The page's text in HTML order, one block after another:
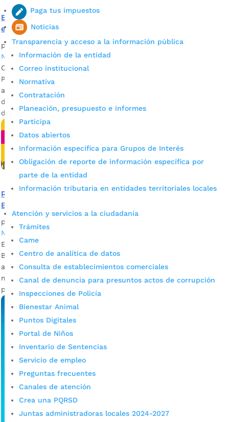
Paga tus impuestos
Noticias
Transparencia y acceso a la información pública
Información de la entidad
Correo institucional
Normativa
Contratación
Planeación, presupuesto e informes
Participa
Datos abiertos
Información específica para Grupos de Interés
Obligación de reporte de información específica por
parte de la entidad
Información tributaria en entidades territoriales locales
Atención y servicios a la ciudadanía
Trámites
Came
Centro de analítica de datos
Consulta de establecimientos comerciales
Canal de denuncia para presuntos actos de corrupción
Inspecciones de Policía
Bienestar Animal
Puntos Digitales
Portal de Niños
Inventario de Sentencias
Servicio de empleo
Preguntas frecuentes
Canales de atención
Crea una PQRSD
Juntas administradoras locales 2024-2027
Bucaramanga y Paipa firman memorando de
entendimiento para promover el turismo
por Alcaldía de Bucaramanga | Ago 16, 2022|400 años
Noticias
Con la visita de la delegación de la Alcaldía Municipal de
Paipa a Bucaramanga, se adelantó una agenda de trabajo
articulada con el Instituto Municipal de Cultura y Turismo
de, IMCT, y las Secretarías TIC y de Planeación de la Alcaldía
de Bucaramanga con el fin de...
Reabrimos convocatoria para traer eventos para
Bucaramanga en sus 400 años
por Alcaldía de Bucaramanga
Noticias
El Instituto Municipal de Cultura y Turismo ​de la Alcaldía de
Bucaramanga reabrió la convocatoria de incentivos para
apoyar la realización de eventos que atraigan turistas en el
marco de los 400 años de Bucaramanga. La convocatoria
para traer nuevos eventos a la...